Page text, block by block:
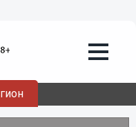
армию весной
службу в элитных